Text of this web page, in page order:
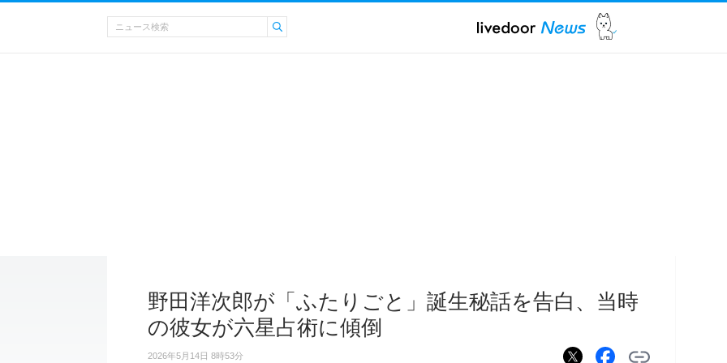
野田洋次郎が「ふたりごと」誕生秘話を告白、当時
の彼女が六星占術に傾倒
2026年5月14日 8時53分